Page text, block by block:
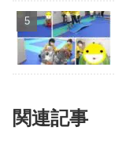
関連記事